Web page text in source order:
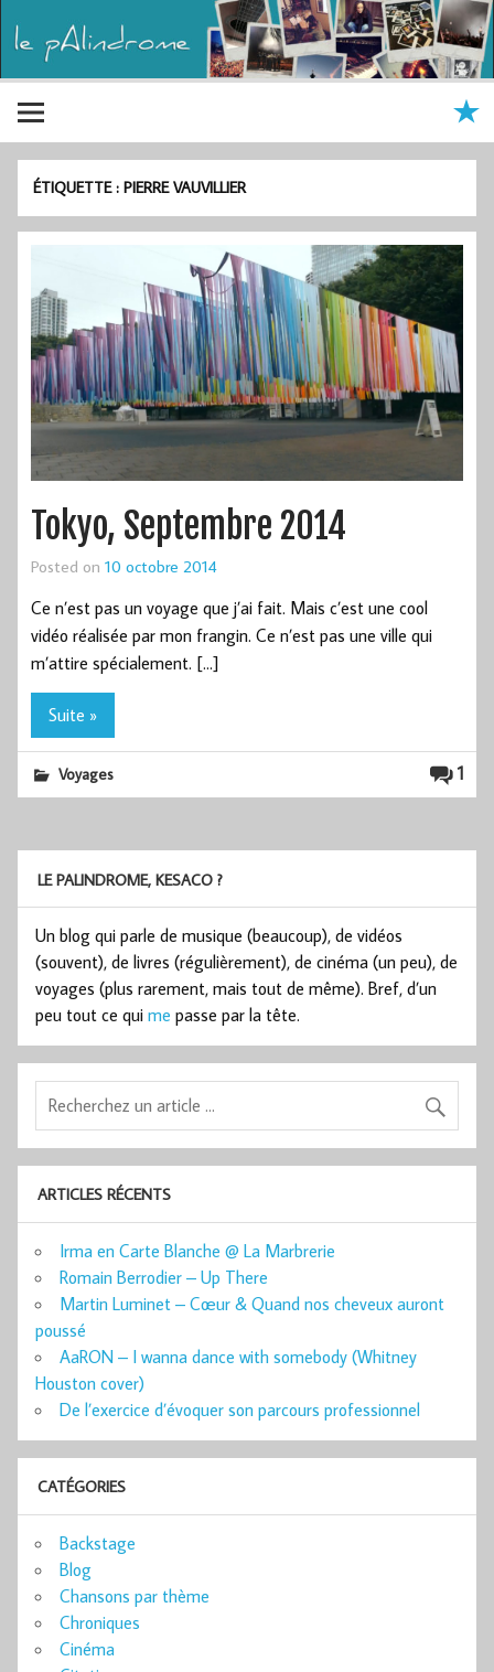
ÉTIQUETTE :PIERRE VAUVILLIER
Tokyo, Septembre 2014
Posted on 10 octobre 2014
Ce n’est pas un voyage que j’ai fait. Mais c’est une cool
vidéo réalisée par mon frangin. Ce n’est pas une ville qui
m’attire spécialement. […]
Suite »
1
Voyages
LE PALINDROME, KESACO ?
Un blog qui parle de musique (beaucoup), de vidéos
(souvent), de livres (régulièrement), de cinéma (un peu), de
voyages (plus rarement, mais tout de même). Bref, d’un
peu tout ce qui me passe par la tête.
ARTICLES RÉCENTS
Irma en Carte Blanche @ La Marbrerie
Romain Berrodier – Up There
Martin Luminet – Cœur & Quand nos cheveux auront
poussé
AaRON – I wanna dance with somebody (Whitney
Houston cover)
De l’exercice d’évoquer son parcours professionnel
CATÉGORIES
Backstage
Blog
Chansons par thème
Chroniques
Cinéma